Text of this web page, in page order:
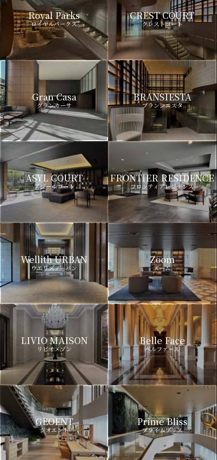
Royal Parks
ロイヤルパークス
CREST COURT
クレストコート
Gran Casa
グランカーサ
BRANSIESTA
ブランシエスタ
ASYL COURT
アジールコート
FRONTIER RESIDENCE
フロンティアレジデンス
Wellith URBAN
ウエリスアーバン
Zoom
ズーム
LIVIO MAISON
リビオメゾン
Belle Face
ベルファース
GEOENT
ジオエント
Prime Bliss
プライムブリス